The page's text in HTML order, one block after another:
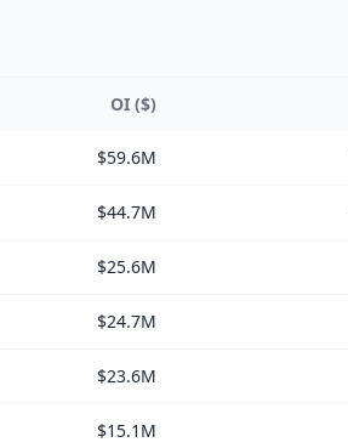
OI ($)
$59.6M
$44.7M
$25.6M
$24.7M
$23.6M
$15.1M